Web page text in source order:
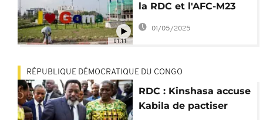
01:11
la RDC et l'AFC-M23
s'engagent en faveur
de la paix
01/05/2025
RÉPUBLIQUE DÉMOCRATIQUE DU CONGO
RDC : Kinshasa accuse
Kabila de pactiser